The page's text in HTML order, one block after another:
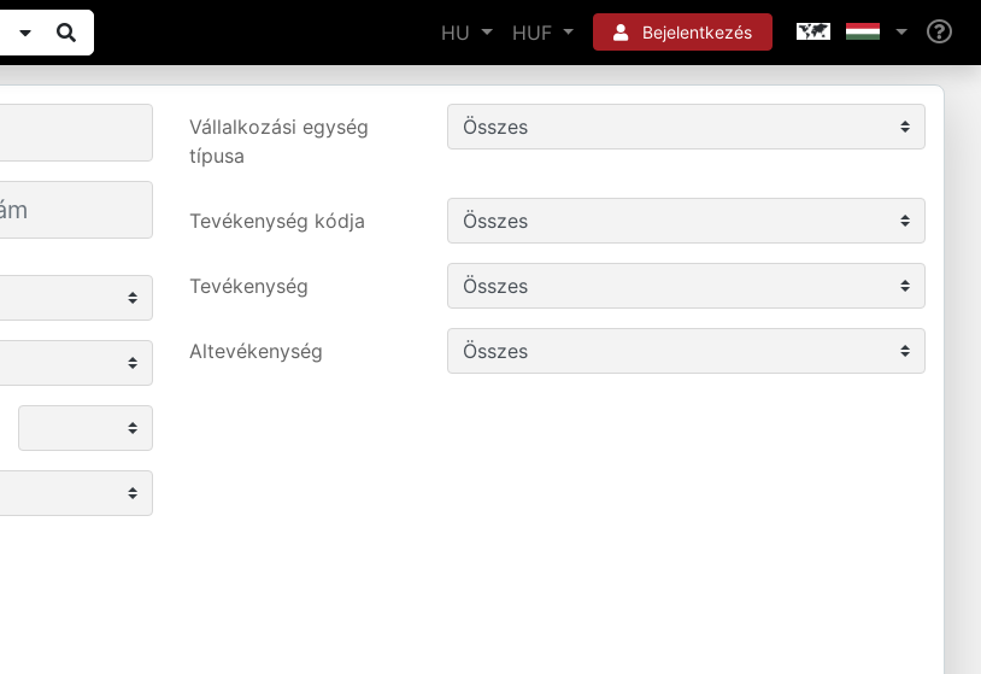
HU HUF Bejelentkezés
Vállalkozási egység
típusa
Tevékenység kódja
Tevékenység
Altevékenység